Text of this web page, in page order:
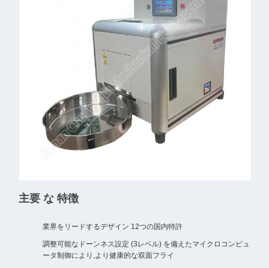
主要 な 特徴
業界をリードするデザイン 12つの国内特許
調整可能なドーンネス設定 (3レベル) を備えたマイクロコンピュ
ータ制御により,より健康的な双面フライ